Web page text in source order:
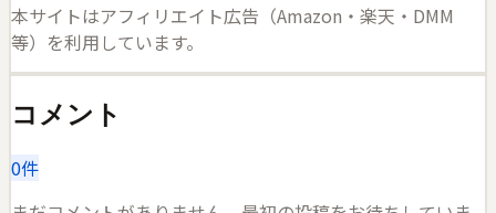
本サイトはアフィリエイト広告（Amazon・楽天・DMM
等）を利用しています。
コメント
0件